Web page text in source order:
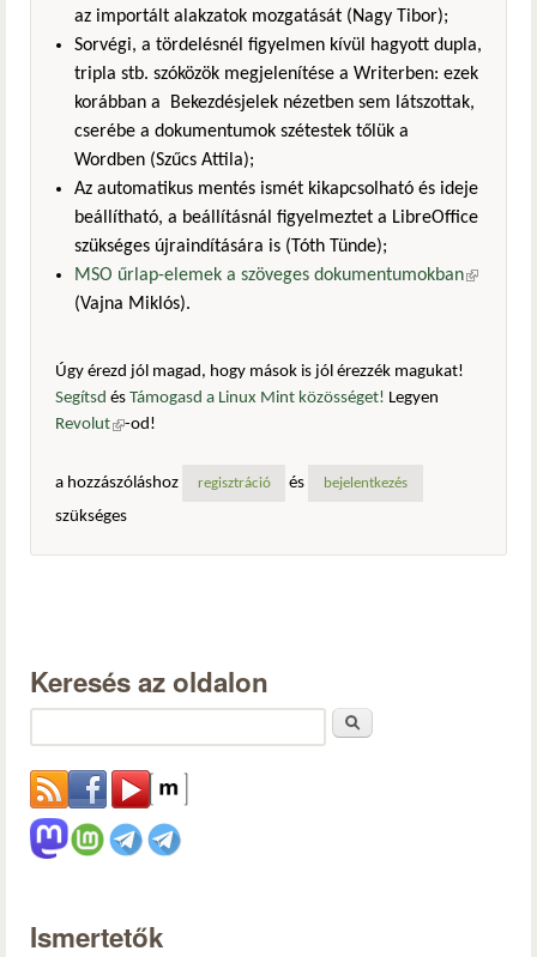
az importált alakzatok mozgatását (Nagy Tibor);
Sorvégi, a tördelésnél figyelmen kívül hagyott dupla,
tripla stb. szóközök megjelenítése a Writerben: ezek
korábban a Bekezdésjelek nézetben sem látszottak,
cserébe a dokumentumok szétestek tőlük a
Wordben (Szűcs Attila);
Az automatikus mentés ismét kikapcsolható és ideje
beállítható, a beállításnál figyelmeztet a LibreOffice
szükséges újraindítására is (Tóth Tünde);
MSO űrlap-elemek a szöveges dokumentumokban(külső
(Vajna Miklós).
Úgy érezd jól magad, hogy mások is jól érezzék magukat!
Segítsd és Támogasd a Linux Mint közösséget! Legyen
Revolut(külső hivatkozás)
-od!
a hozzászóláshoz regisztráció és bejelentkezés
szükséges
Keresés az oldalon
Ismertetők